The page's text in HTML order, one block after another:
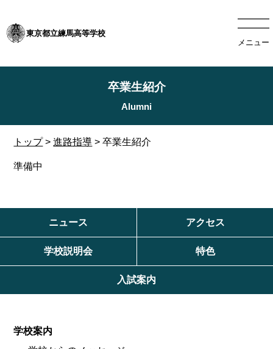
東京都立練馬高等学校
メニュー
トップ>進路指導 > 卒業生紹介
卒業生紹介
準備中
ニュース アクセス
学校説明会 特色
入試案内
学校案内